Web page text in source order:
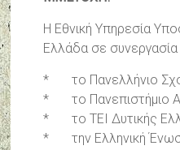
Η Εθνική Υπηρεσία
Ελλάδα σε συνεργασία
* το Πανελλήνιο
* το Πανεπιστήμιο
* το ΤΕΙ Δυτικής
* την Ελληνική Ένωση